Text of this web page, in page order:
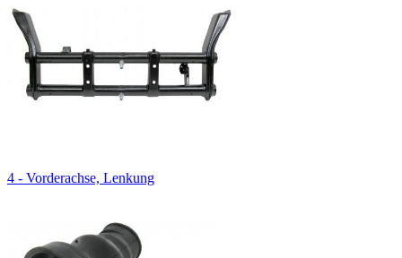
4 - Vorderachse, Lenkung